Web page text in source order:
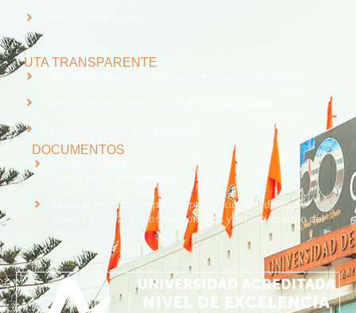
UTA TRANSPARENTE
DOCUMENTOS
Manual institucional para la prevención del delito de
lavado activos, delitos funcionarios y financiamiento del